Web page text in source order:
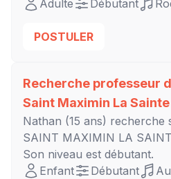
Adulte Débutant
POSTULER
Recherche professeur
Saint Maximin La
Nathan (15 ans) recherche
SAINT MAXIMIN LA
Son niveau est débutant.
Enfant
Débutant